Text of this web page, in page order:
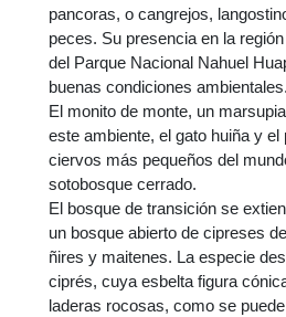
pancoras, o cangrejos,
peces. Su presencia en la
del Parque Nacional Nahuel
buenas condiciones ambientales.
El monito de monte, un
este ambiente, el gato huiña y el
ciervos más pequeños del
sotobosque cerrado.
El bosque de transición se
un bosque abierto de cipreses
ñires y maitenes. La especie
ciprés, cuya esbelta figura
laderas rocosas, como se